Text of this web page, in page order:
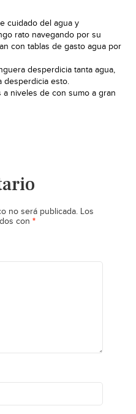
cuidado del agua y
rato navegando por su
con tablas de gasto agua por
desperdicia tanta agua,
desperdicia esto.
niveles de con sumo a gran
no será publicada. Los
con *